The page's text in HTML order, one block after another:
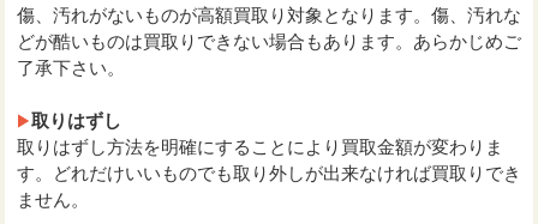
傷、汚れがないものが高額買取り対象となります。傷、汚れな
どが酷いものは買取りできない場合もあります。あらかじめご
了承下さい。
取りはずし
取りはずし方法を明確にすることにより買取金額が変わりま
す。どれだけいいものでも取り外しが出来なければ買取りでき
ません。